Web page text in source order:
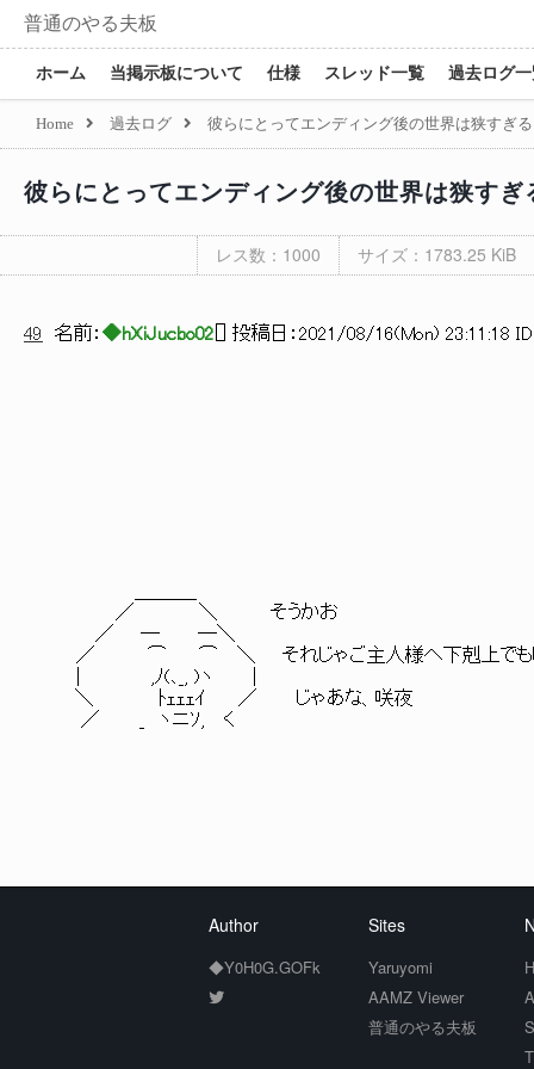
普通のやる夫板
ホーム 当掲示板について 仕様 スレッド一覧 過去ログ
Home 過去ログ 彼らにとってエンディング後の世界は狭すぎ
彼らにとってエンディング後の世界は狭すぎ
レス数：1000 サイズ：1783.25 KiB
49 名前： ◆hXiJucbo02 ] 投稿日： 2021/08/16(Mon) 23:11:18
／ ＼ そうかお
／ ─ ─＼
／ ⌒ ⌒ ＼ それじゃご主人様へ下剋上でもし
| ,ﾉ(､_, )ヽ |
＼ ﾄｪｪｪｲ ／ じゃあな、咲夜
／ _ ヽニｿ, く
Author
◆Y0H0G.GOFk
Sites
Yaruyomi
AAMZ Viewer
普通のやる夫板